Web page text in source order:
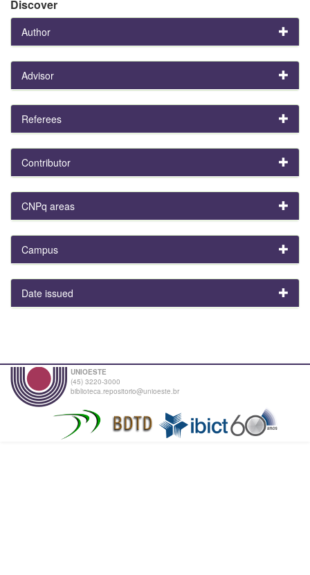
Discover
Author
Advisor
Referees
Contributor
CNPq areas
Campus
Date issued
UNIOESTE
(45) 3220-3000
biblioteca.repositorio@unioeste.br